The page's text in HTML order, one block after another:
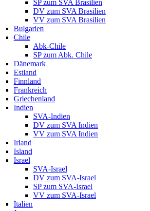
SP zum SVA Brasilien
DV zum SVA Brasilien
VV zum SVA Brasilien
Bulgarien
Chile
Abk-Chile
SP zum Abk. Chile
Dänemark
Estland
Finnland
Frankreich
Griechenland
Indien
SVA-Indien
DV zum SVA Indien
VV zum SVA Indien
Irland
Island
Israel
SVA-Israel
DV zum SVA-Israel
SP zum SVA-Israel
VV zum SVA-Israel
Italien